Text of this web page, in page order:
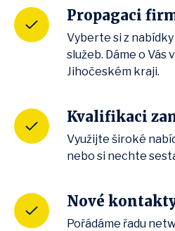
Propagaci
Vyberte si z
služeb. Dáme o Vás
Jihočeském kraji.
Kvalifikaci
Využijte široké
nebo si nechte
Nové
Pořádáme řadu